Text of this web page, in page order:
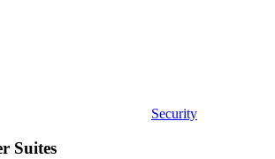
Security
Suites